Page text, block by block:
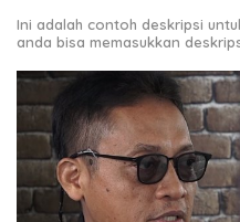
Ini adalah contoh deskripsi
anda bisa memasukkan